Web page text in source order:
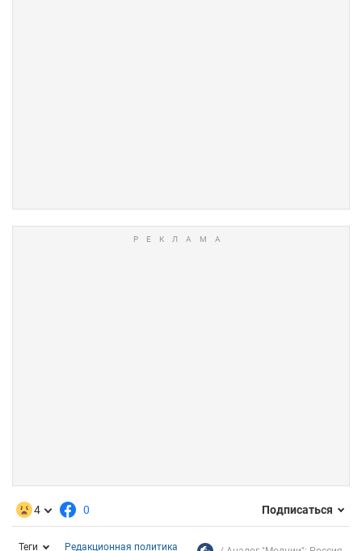
4 0 Подписаться
Теги Редакционная политика